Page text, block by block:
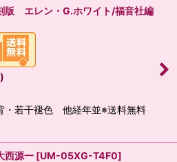
エレン・G.ホワイト/福音社編
若干褪色 他経年並※送料無料
西源一 [UM-05XG-T4F0]